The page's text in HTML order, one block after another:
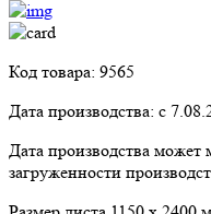
Код товара: 9565
Дата производства: с
Дата производства может
загруженности